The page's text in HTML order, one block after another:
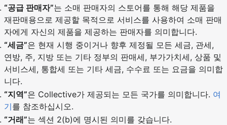
“공급 판매자”는 소매 판매자의 스토어를 통해 해당 제품을
재판매용으로 제공할 목적으로 서비스를 사용하여 소매 판매
자에게 자신의 제품을 제공하는 판매자를 의미합니다.
“세금”은 현재 시행 중이거나 향후 제정될 모든 세금, 관세,
연방, 주, 지방 또는 기타 정부의 판매세, 부가가치세, 상품 및
서비스세, 통합세 또는 기타 세금, 수수료 또는 요금을 의미합
니다.
“지역”은 Collective가 제공되는 모든 국가를 의미합니다. 여
기를 참조하십시오.
“거래”는 섹션 2(b)에 명시된 의미를 갖습니다.